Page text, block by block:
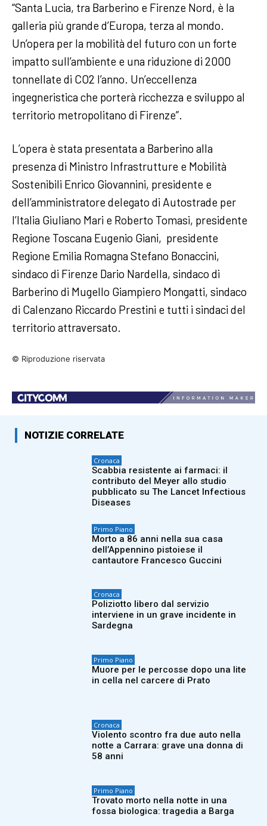
“Santa Lucia, tra Barberino e Firenze Nord, è la
galleria più grande d’Europa, terza al mondo.
Un’opera per la mobilità del futuro con un forte
impatto sull’ambiente e una riduzione di 2000
tonnellate di CO2 l’anno. Un’eccellenza
ingegneristica che porterà ricchezza e sviluppo al
territorio metropolitano di Firenze”.
L’opera è stata presentata a Barberino alla
presenza di Ministro Infrastrutture e Mobilità
Sostenibili Enrico Giovannini, presidente e
dell’amministratore delegato di Autostrade per
l’Italia Giuliano Mari e Roberto Tomasi, presidente
Regione Toscana Eugenio Giani, presidente
Regione Emilia Romagna Stefano Bonaccini,
sindaco di Firenze Dario Nardella, sindaco di
Barberino di Mugello Giampiero Mongatti, sindaco
di Calenzano Riccardo Prestini e tutti i sindaci del
territorio attraversato.
© Riproduzione riservata
NOTIZIE CORRELATE
Cronaca
Scabbia resistente ai farmaci: il
contributo del Meyer allo studio
pubblicato su The Lancet Infectious
Diseases
Primo Piano
Morto a 86 anni nella sua casa
dell’Appennino pistoiese il
cantautore Francesco Guccini
Cronaca
Poliziotto libero dal servizio
interviene in un grave incidente in
Sardegna
Primo Piano
Muore per le percosse dopo una lite
in cella nel carcere di Prato
Cronaca
Violento scontro fra due auto nella
notte a Carrara: grave una donna di
58 anni
Primo Piano
Trovato morto nella notte in una
fossa biologica: tragedia a Barga